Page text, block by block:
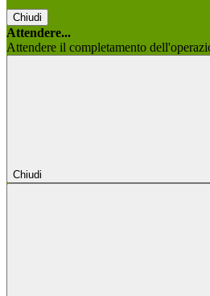
Chiudi
Attendere...
Attendere il completamento
Chiudi